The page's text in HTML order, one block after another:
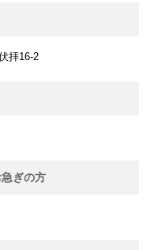
拝16-2
ぎの方